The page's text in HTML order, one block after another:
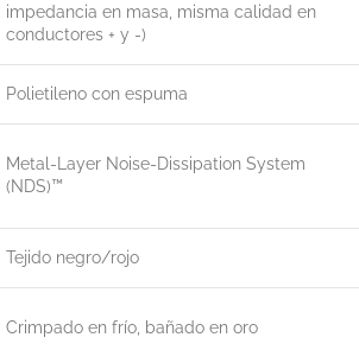
impedancia en masa, misma calidad en
conductores + y -)
Polietileno con espuma
Metal-Layer Noise-Dissipation System
(NDS)™
Tejido negro/rojo
Crimpado en frío, bañado en oro